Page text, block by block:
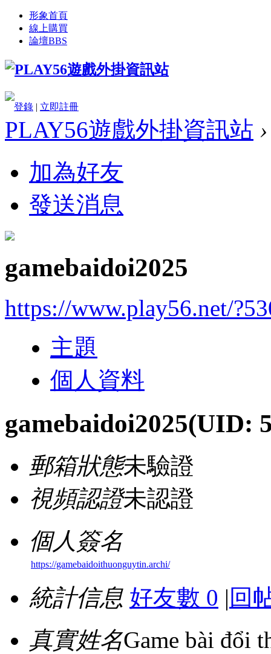
形象首頁
線上購買
論壇BBS
登錄 | 立即註冊
PLAY56遊戲外掛資訊站 ›
加為好友
發送消息
gamebaidoi2025
https://www.play56.net/
主題
個人資料
gamebaidoi2025(UID:
郵箱狀態未驗證
視頻認證未認證
個人簽名
https://gamebaidoithuonguytin.archi/
統計信息 好友數 0 | 回
真實姓名Game bài đổi